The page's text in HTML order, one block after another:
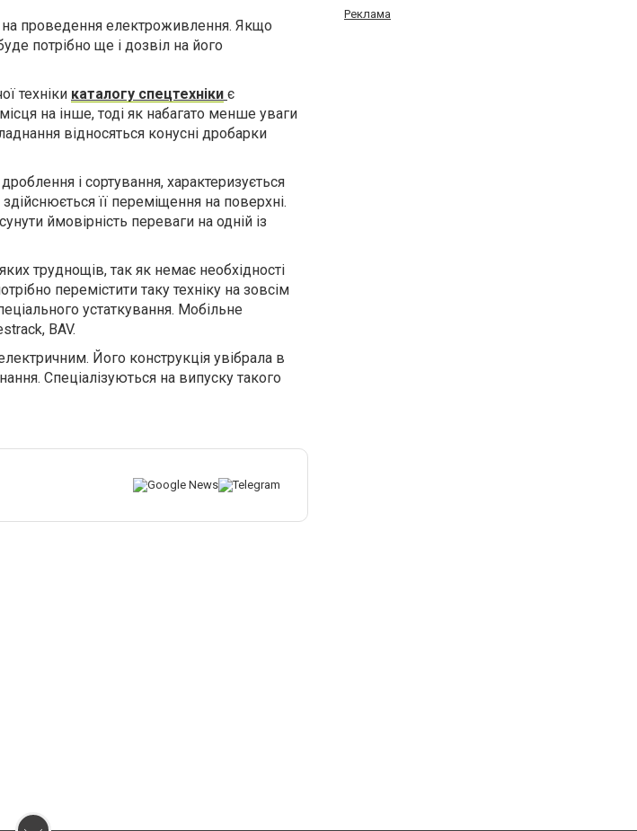
на проведення електроживлення. Якщо
потрібно ще і дозвіл на його
техніки каталогу спецтехніки є
на інше, тоді як набагато менше уваги
відносяться конусні дробарки
і сортування, характеризується
її переміщення на поверхні.
ймовірність переваги на одній із
труднощів, так як немає необхідності
перемістити таку техніку на зовсім
устаткування. Мобільне
BAV.
Його конструкція увібрала в
Спеціалізуються на випуску такого
Реклама